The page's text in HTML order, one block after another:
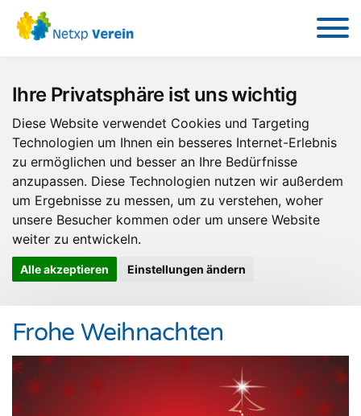
Ihre Privatsphäre ist uns wichtig
Diese Website verwendet Cookies und Targeting
Technologien um Ihnen ein besseres Internet-Erlebnis
zu ermöglichen und besser an Ihre Bedürfnisse
anzupassen. Diese Technologien nutzen wir außerdem
um Ergebnisse zu messen, um zu verstehen, woher
unsere Besucher kommen oder um unsere Website
weiter zu entwickeln.
Alle akzeptieren Einstellungen ändern
Frohe Weihnachten